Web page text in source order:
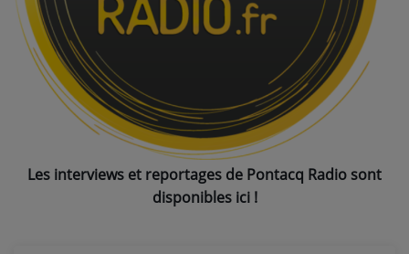
NOS PROGRAMMES COURTS
ARCHIVES - SAISONS PASSÉES
VOS ÉMISSIONS EN IMAGES
PHOTOS
ANNONCEURS & ESPACE PRO
VOTRE PUBLICITÉ SUR PONTACQ RADIO
Les interviews et reportages de Pontacq Radio sont
disponibles ici !